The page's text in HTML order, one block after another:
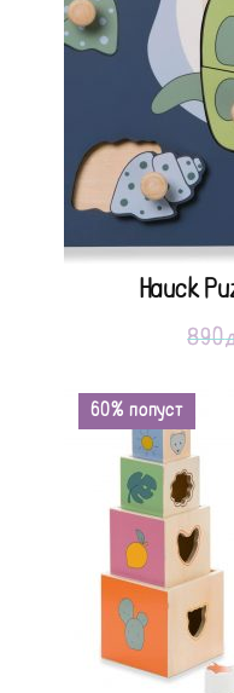
Hauck
890
60% попуст